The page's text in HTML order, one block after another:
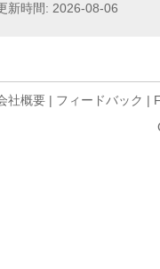
時間: 2026-08-06
社概要 | フィードバック |